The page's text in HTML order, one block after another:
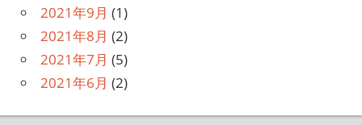
2021年9月 (1)
2021年8月 (2)
2021年7月 (5)
2021年6月 (2)